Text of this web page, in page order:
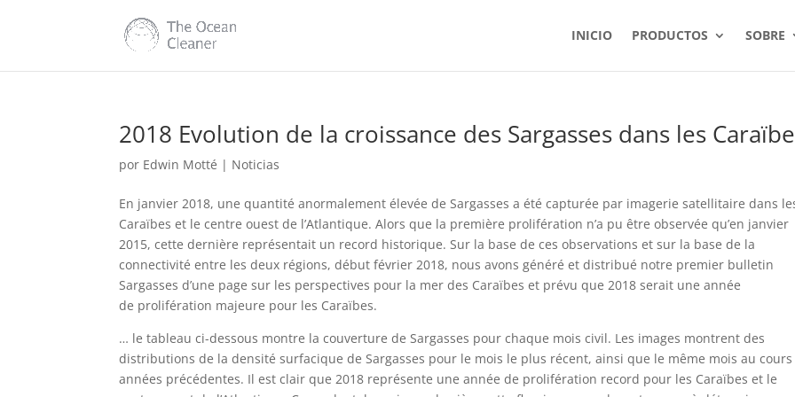
INICIO PRODUCTOS SOBRE
2018 Evolution de la croissance des Sargasses dans les
por Edwin Motté | Noticias
En janvier 2018, une quantité anormalement élevée de Sargasses a été capturée par imagerie satellitaire dans
Caraïbes et le centre ouest de l’Atlantique. Alors que la première prolifération n’a pu être observée qu’en janvier
2015, cette dernière représentait un record historique. Sur la base de ces observations et sur la base de la
connectivité entre les deux régions, début février 2018, nous avons généré et distribué notre premier bulletin
Sargasses d’une page sur les perspectives pour la mer des Caraïbes et prévu que 2018 serait une année
de prolifération majeure pour les Caraïbes.
… le tableau ci-dessous montre la couverture de Sargasses pour chaque mois civil. Les images montrent des
distributions de la densité surfacique de Sargasses pour le mois le plus récent, ainsi que le même mois au
années précédentes. Il est clair que 2018 représente une année de prolifération record pour les Caraïbes et le